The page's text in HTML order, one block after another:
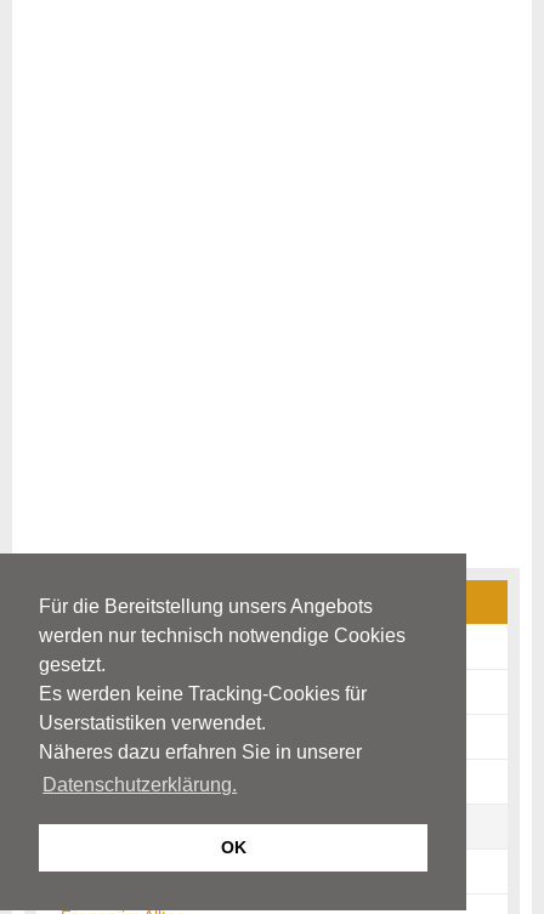
Für die Bereitstellung unsers Angebots
werden nur technisch notwendige Cookies
gesetzt.
Es werden keine Tracking-Cookies für
Userstatistiken verwendet.
Näheres dazu erfahren Sie in unserer
Datenschutzerklärung.
OK
Multiple Sklerose (MS)
Ursachen
Frühsymptome
Diagnostik
Therapie
Prognose / Verlauf